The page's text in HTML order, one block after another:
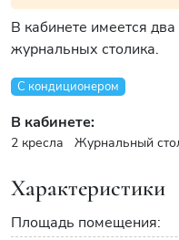
В кабинете имеется
журнальных столика.
С кондиционером
В кабинете:
2 кресла Журнальный
Характеристики
Площадь помещения: